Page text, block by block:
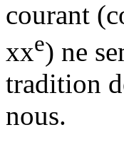
courant
xxe) ne
tradition
nous.